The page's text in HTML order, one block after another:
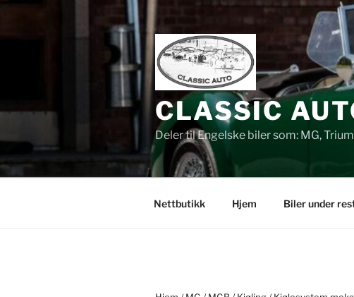
Gå
CLASSIC
Deler til Engelske biler som: MG,
Nettbutikk Hjem Biler under